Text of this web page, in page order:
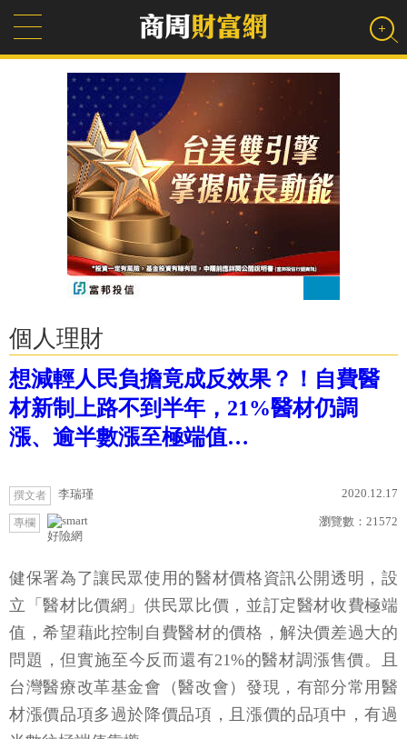
個人理財
想減輕人民負擔竟成反效果？！自費醫
材新制上路不到半年，21%醫材仍調
漲、逾半數漲至極端值…
撰文者 李瑞瑾 2020.12.17
專欄
好險網
瀏覽數： 21572
健保署為了讓民眾使用的醫材價格資訊公開透明，設
立「醫材比價網」供民眾比價，並訂定醫材收費極端
值，希望藉此控制自費醫材的價格，解決價差過大的
問題，但實施至今反而還有21%的醫材調漲售價。且
台灣醫療改革基金會（醫改會）發現，有部分常用醫
材漲價品項多過於降價品項，且漲價的品項中，有過